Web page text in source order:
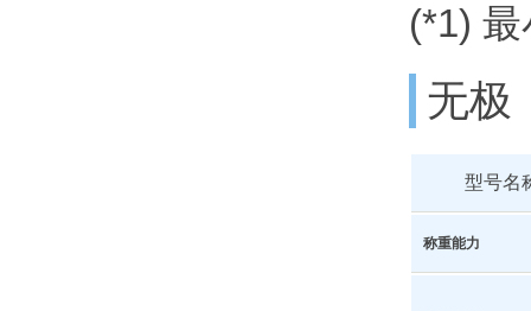
(*1)
无极
型号名
称重能力